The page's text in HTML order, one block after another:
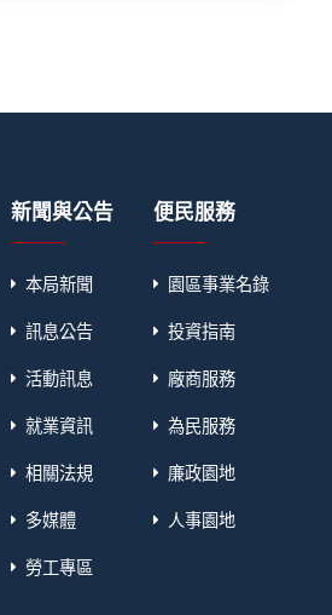
新聞與公告
本局新聞
訊息公告
活動訊息
就業資訊
相關法規
多媒體
勞工專區
便民服務
園區事業名錄
投資指南
廠商服務
為民服務
廉政園地
人事園地